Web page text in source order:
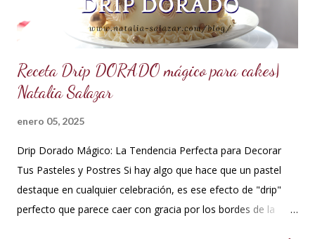
otros extractos....
Receta Drip DORADO mágico para cakes|
Natalia Salazar
enero 05, 2025
Drip Dorado Mágico: La Tendencia Perfecta para Decorar
Tus Pasteles y Postres Si hay algo que hace que un pastel
destaque en cualquier celebración, es ese efecto de "drip"
perfecto que parece caer con gracia por los bordes de la